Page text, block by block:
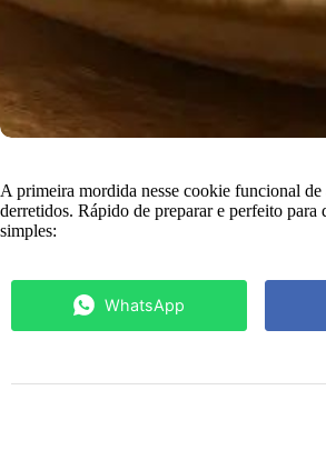
A primeira mordida nesse cookie funcional
derretidos. Rápido de preparar e perfeito
simples:
WhatsApp